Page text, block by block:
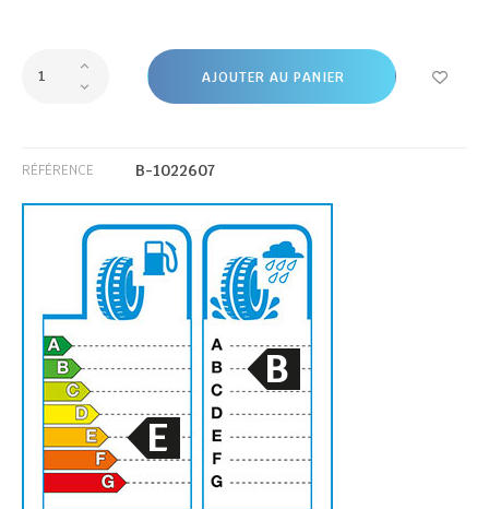
AJOUTER AU PANIER
RÉFÉRENCE B-1022607
E
B